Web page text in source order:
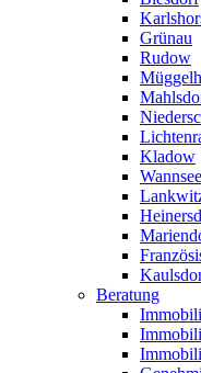
Grünau
Rudow
Kladow
Wannsee
Beratung